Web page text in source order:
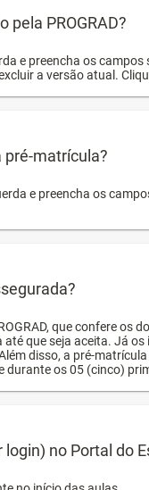
PROGRAD?
e preencha os
a versão atual.
matrícula?
e preencha os
que confere
que seja aceita. Já
disso, a pré-
os 05 (cinco)
no Portal do